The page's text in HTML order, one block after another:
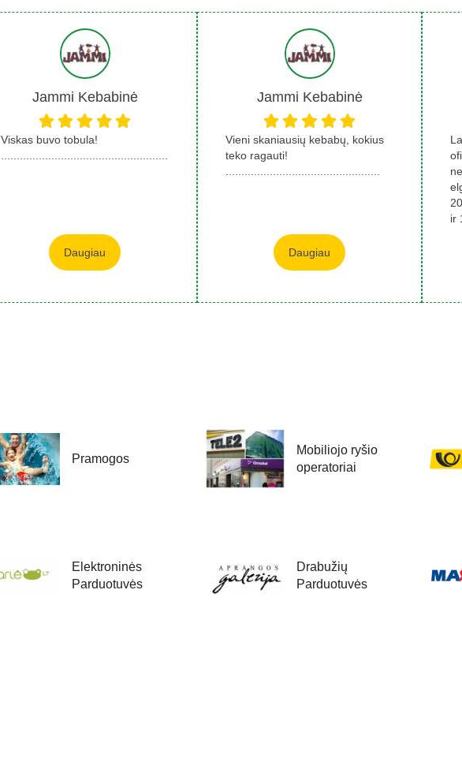
Jammi Kebabinė
Viskas buvo tobula!
.......................................................................................
Daugiau
Jammi Kebabinė
Vieni skaniausių kebabų, kokius
teko ragauti!
Daugiau
ir
Pramogos
Mobiliojo ryšio
operatoriai
Elektroninės
Parduotuvės
Drabužių
Parduotuvės